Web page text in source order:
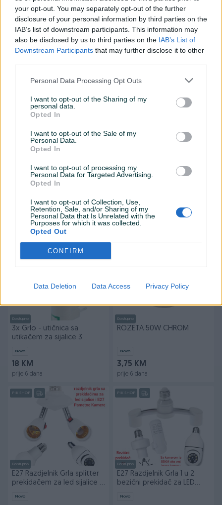
your opt-out. You may separately opt-out of the further
disclosure of your personal information by third parties on the
IAB’s list of downstream participants. This information may
also be disclosed by us to third parties on the IAB’s List of
Downstream Participants that may further disclose it to other
Personal Data Processing Opt Outs
I want to opt-out of the Sharing of my
personal data.
Opted In
I want to opt-out of the Sale of my
Personal Data.
Opted In
I want to opt-out of processing my
Personal Data for Targeted Advertising.
Opted In
I want to opt-out of Collection, Use,
Retention, Sale, and/or Sharing of my
Personal Data that Is Unrelated with the
Purposes for which it was collected.
Opted Out
CONFIRM
Data Deletion Data Access Privacy Policy
GRLO BAKELTI CRNO
prije 6 dana
GRLO PVC BIJELO
prije 6 dana
GRLO CRNO
0,80 KM
prije 6 dana
PIK SHOP
Novo
2,40 KM
Dostupno
3x Grlo - utičnica sa
utikačem za sijalice 3
Novo
18 KM
prije 6 dana
Dostupno
ROZETA 50W CHROM
Novo
3,75 KM
prije 6 dana
PIK SHOP
Dostupno
E27 Razdjelnik Grla splitter
prekidačem za led sijalice il
Novo
PIK SHOP
Dostupno
E27 Razdjelnik Grla 1 u 2
bezični prekidač za LED
Novo